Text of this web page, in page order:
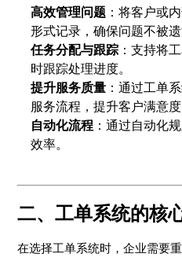
高效管理问题 ：将客户或
形式记录，确保问题不被遗
任务分配与跟踪 ：支持将
时跟踪处理进度。
提升服务质量 ：通过工单
服务流程，提升客户满意度
自动化流程 ：通过自动化
效率。
二、工单系统的核
在选择工单系统时，企业需要